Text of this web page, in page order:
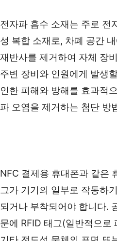
전자파 흡수 소재는 주로 전
성 복합 소재로, 차폐 공간
재반사를 제거하여 자체 장
주변 장비와 인원에게 발생
인한 피해와 방해를 효과적
파 오염을 제거하는 첨단 방
NFC 결제용 휴대폰과 같은
그가 기기의 일부로 작동하
되거나 부착되어야 합니다.
문에 RFID 태그(일반적으로